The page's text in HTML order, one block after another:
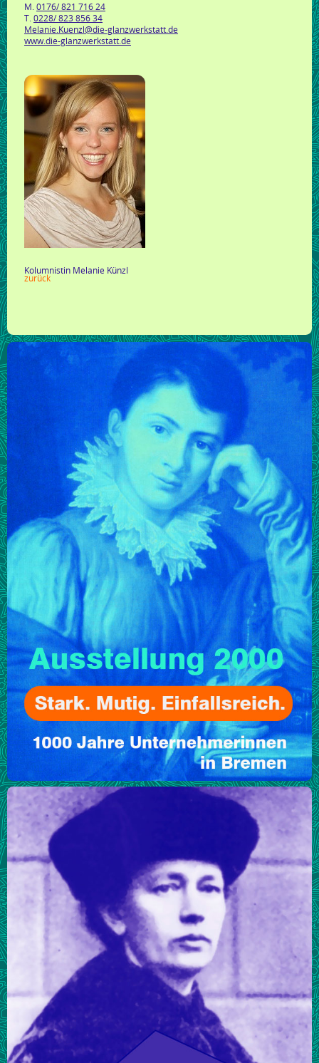
M. 0176/ 821 716 24
T. 0228/ 823 856 34
Melanie.Kuenzl@die-glanzwerkstatt.de
www.die-glanzwerkstatt.de
Kolumnistin Melanie Künzl
zurück